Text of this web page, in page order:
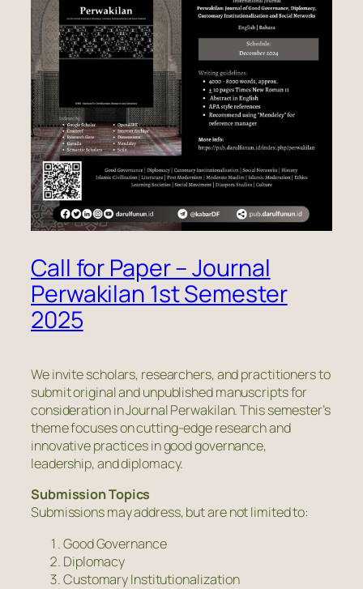
Call for Paper – Journal
Perwakilan 1st Semester
2025
We invite scholars, researchers, and practitioners to
submit original and unpublished manuscripts for
consideration in Journal Perwakilan. This semester’s
theme focuses on cutting-edge research and
innovative practices in good governance,
leadership, and diplomacy.
Submission Topics
Submissions may address, but are not limited to:
Good Governance
Diplomacy
Customary Institutionalization